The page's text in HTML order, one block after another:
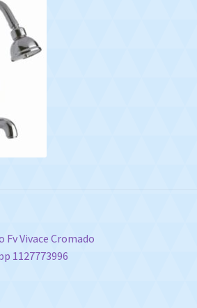
Vivace Cromado
1127773996